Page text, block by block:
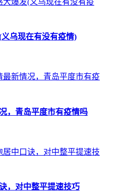
乌现在有没有疫情)
，青岛平度市有疫情吗
，对中整平提速技巧